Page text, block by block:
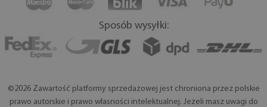
Sposób wysyłki:
©2026 Zawartość platformy sprzedażowej jest chroniona przez polskie
prawo autorskie i prawo własności intelektualnej. Jeżeli masz uwagi do